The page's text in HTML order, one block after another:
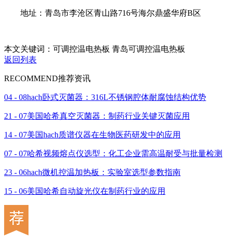
地址：青岛市李沧区青山路716号海尔鼎盛华府B区
本文关键词：可调控温电热板 青岛可调控温电热板
返回列表
RECOMMEND推荐资讯
04 - 08hach卧式灭菌器：316L不锈钢腔体耐腐蚀结构优势
21 - 07美国哈希真空灭菌器：制药行业关键灭菌应用
14 - 07美国hach质谱仪器在生物医药研发中的应用
07 - 07哈希视频熔点仪选型：化工企业需高温耐受与批量检测
23 - 06hach微机控温加热板：实验室选型参数指南
15 - 06美国哈希自动旋光仪在制药行业的应用